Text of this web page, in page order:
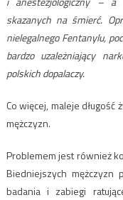
skazanych na śmierć.
nielegalnego Fentanylu,
bardzo uzależniający
polskich dopalaczy.
Co więcej, maleje długość
mężczyzn.
Problemem jest również
Biedniejszych
badania i zabiegi